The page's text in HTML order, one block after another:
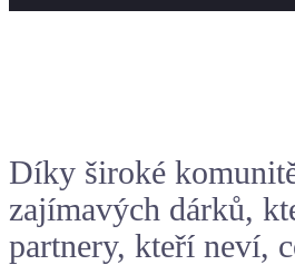
Díky široké
zajímavých dárků,
partnery, kteří neví,